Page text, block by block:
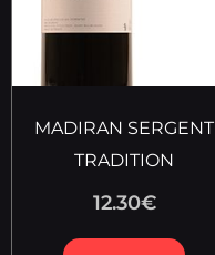
MADIRAN SERGENT
TRADITION
12.30€